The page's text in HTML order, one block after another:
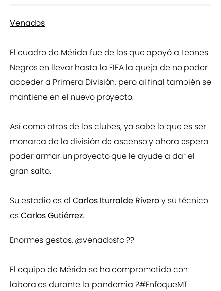
Venados
El cuadro de Mérida fue de los que apoyó a Leones
Negros en llevar hasta la FIFA la queja de no poder
acceder a Primera División, pero al final también se
mantiene en el nuevo proyecto.
Así como otros de los clubes, ya sabe lo que es ser
monarca de la división de ascenso y ahora espera
poder armar un proyecto que le ayude a dar el
gran salto.
Su estadio es el Carlos Iturralde Riveroy su técnico
esCarlos Gutiérrez.
Enormes gestos, @venadosfc ??
El equipo de Mérida se ha comprometido con
laborales durante la pandemia ?#EnfoqueMT